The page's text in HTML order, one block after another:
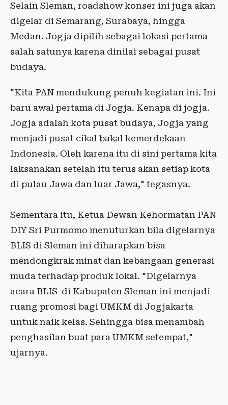
Selain Sleman, roadshow konser ini juga akan
digelar di Semarang, Surabaya, hingga
Medan. Jogja dipilih sebagai lokasi pertama
salah satunya karena dinilai sebagai pusat
budaya.
"Kita PAN mendukung penuh kegiatan ini. Ini
baru awal pertama di Jogja. Kenapa di jogja.
Jogja adalah kota pusat budaya, Jogja yang
menjadi pusat cikal bakal kemerdekaan
Indonesia. Oleh karena itu di sini pertama kita
laksanakan setelah itu terus akan setiap kota
di pulau Jawa dan luar Jawa," tegasnya.
Sementara itu, Ketua Dewan Kehormatan PAN
DIY Sri Purmomo menuturkan bila digelarnya
BLIS di Sleman ini diharapkan bisa
mendongkrak minat dan kebangaan generasi
muda terhadap produk lokal. "Digelarnya
acara BLIS di Kabupaten Sleman ini menjadi
ruang promosi bagi UMKM di Jogjakarta
untuk naik kelas. Sehingga bisa menambah
penghasilan buat para UMKM setempat,"
ujarnya.